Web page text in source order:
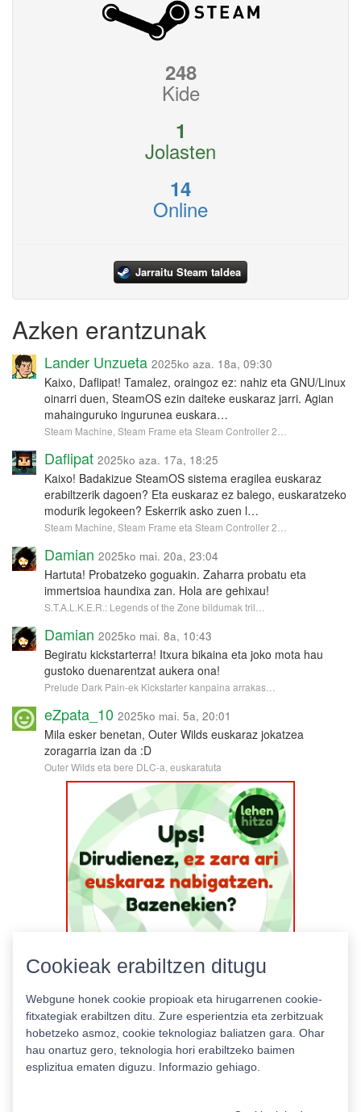
248
Kide
1
Jolasten
14
Online
Jarraitu Steam taldea
Azken erantzunak
Lander Unzueta 2025ko aza. 18a, 09:30
Kaixo, Daflipat! Tamalez, oraingoz ez: nahiz eta GNU/Linux
oinarri duen, SteamOS ezin daiteke euskaraz jarri. Agian
mahainguruko ingurunea euskara…
Steam Machine, Steam Frame eta Steam Controller 2…
Daflipat 2025ko aza. 17a, 18:25
Kaixo! Badakizue SteamOS sistema eragilea euskaraz
erabiltzerik dagoen? Eta euskaraz ez balego, euskaratzeko
modurik legokeen? Eskerrik asko zuen l…
Steam Machine, Steam Frame eta Steam Controller 2…
Damian 2025ko mai. 20a, 23:04
Hartuta! Probatzeko goguakin. Zaharra probatu eta
immertsioa haundixa zan. Hola are gehixau!
S.T.A.L.K.E.R.: Legends of the Zone bildumak tril…
Damian 2025ko mai. 8a, 10:43
Begiratu kickstarterra! Itxura bikaina eta joko mota hau
gustoko duenarentzat aukera ona!
Prelude Dark Pain-ek Kickstarter kanpaina arrakas…
eZpata_10 2025ko mai. 5a, 20:01
Mila esker benetan, Outer Wilds euskaraz jokatzea
zoragarria izan da :D
Outer Wilds eta bere DLC-a, euskaratuta
Cookieak erabiltzen ditugu
Webgune honek cookie propioak eta hirugarrenen cookie-
fitxategiak erabiltzen ditu. Zure esperientzia eta zerbitzuak
hobetzeko asmoz, cookie teknologiaz baliatzen gara. Ohar
hau onartuz gero, teknologia hori erabiltzeko baimen
esplizitua ematen diguzu. Informazio gehiago.